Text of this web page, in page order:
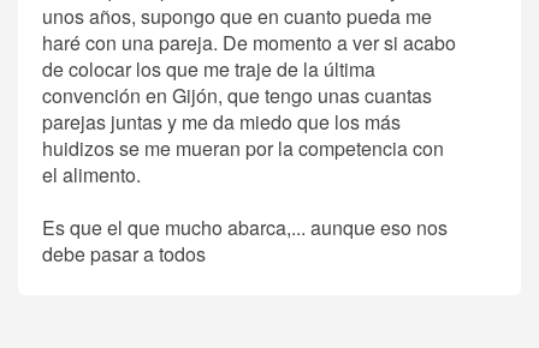
unos años, supongo que en cuanto pueda me
haré con una pareja. De momento a ver si acabo
de colocar los que me traje de la última
convención en Gijón, que tengo unas cuantas
parejas juntas y me da miedo que los más
huidizos se me mueran por la competencia con
el alimento.
Es que el que mucho abarca,... aunque eso nos
debe pasar a todos